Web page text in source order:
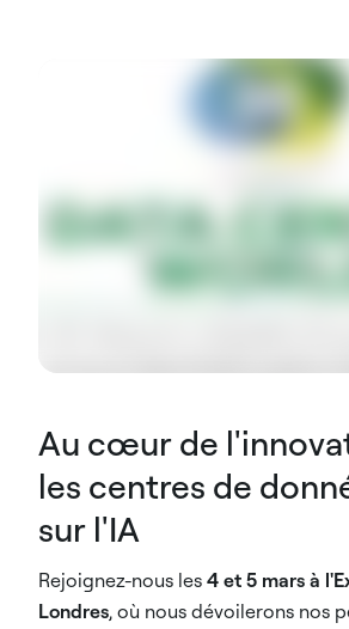
Au cœur de
les centres de
sur l'IA
Rejoignez-nous les 4 et 5 mars à
Londres, où nous dévoilerons nos